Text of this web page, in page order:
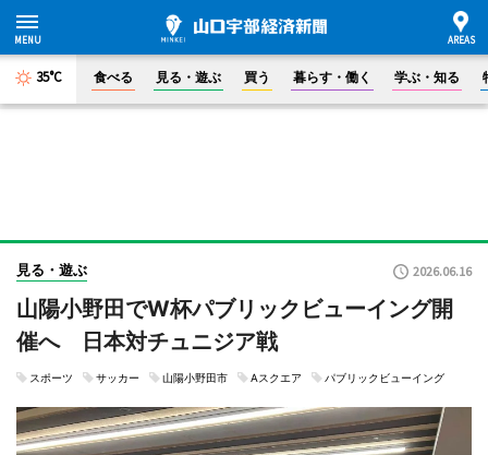
35°C 食べる 見る・遊ぶ 買う 暮らす・働く 学ぶ・知る
見る・遊ぶ 2026.06.16
山陽小野田でW杯パブリックビューイング開
催へ 日本対チュニジア戦
スポーツ サッカー 山陽小野田市 Aスクエア パブリックビューイング